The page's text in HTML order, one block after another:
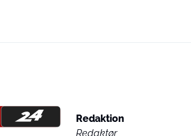
Redaktion
Redaktør